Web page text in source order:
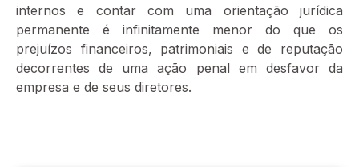
internos e contar com uma orientação jurídica
permanente é infinitamente menor do que os
prejuízos financeiros, patrimoniais e de reputação
decorrentes de uma ação penal em desfavor da
empresa e de seus diretores.